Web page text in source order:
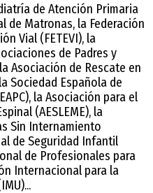
de Atención Primaria
de Matronas, la Federación
Vial (FETEVI), la
de Padres y
Asociación de Rescate en
Sociedad Española de
la Asociación para el
(AESLEME), la
Sin Internamiento
de Seguridad Infantil
de Profesionales para
Internacional para la